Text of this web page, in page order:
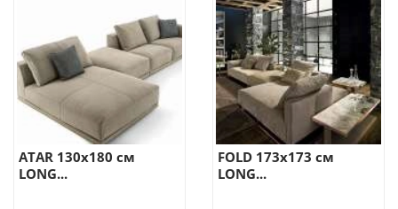
В КОРЗИНУ В КОРЗИНУ
ATAR 130х180 см
LONG...
FOLD 173х173 см
LONG...